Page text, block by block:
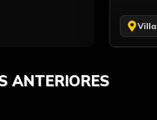
ANTERIORES